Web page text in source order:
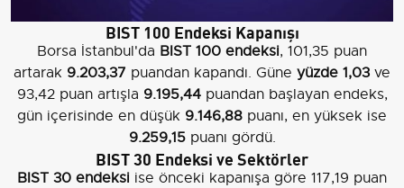
BIST 100 Endeksi Kapanışı
Borsa İstanbul'da BIST 100 endeksi, 101,35 puan
artarak 9.203,37 puandan kapandı. Güne yüzde 1,03 ve
93,42 puan artışla 9.195,44puandan başlayan endeks,
gün içerisinde en düşük 9.146,88 puanı, en yüksek ise
9.259,15puanı gördü.
BIST 30 Endeksi ve Sektörler
BIST 30 endeksi ise önceki kapanışa göre 117,19 puan